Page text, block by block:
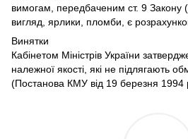
вимогам, передбаченим ст. 9 Закону
вигляд, ярлики, пломби, є
Винятки
Кабінетом Міністрів України
належної якості, які не підлягають
(Постанова КМУ від 19 березня